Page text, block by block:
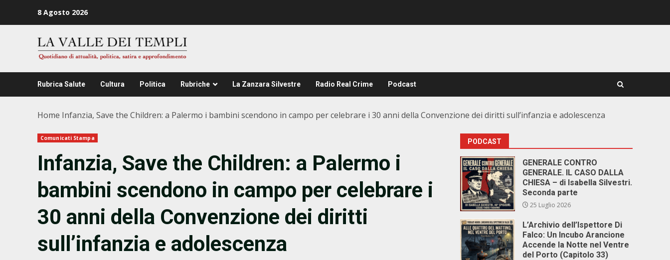
8 Agosto 2026
Rubrica Salute Cultura Politica Rubriche La Zanzara Silvestre Radio Real Crime Podcast
Home Infanzia, Save the Children: a Palermo i bambini scendono in campo per celebrare i 30 anni della Convenzione dei diritti sull’infanzia e adolescenza
Comunicati Stampa
Infanzia, Save the Children: a Palermo i
bambini scendono in campo per celebrare i
30 anni della Convenzione dei diritti
sull’infanzia e adolescenza
PODCAST
GENERALE CONTRO
GENERALE. IL CASO DALLA
CHIESA – di Isabella Silvestri.
Seconda parte
25 Luglio 2026
L’Archivio dell’Ispettore Di
Falco: Un Incubo Arancione
Accende la Notte nel Ventre
del Porto (Capitolo 33)